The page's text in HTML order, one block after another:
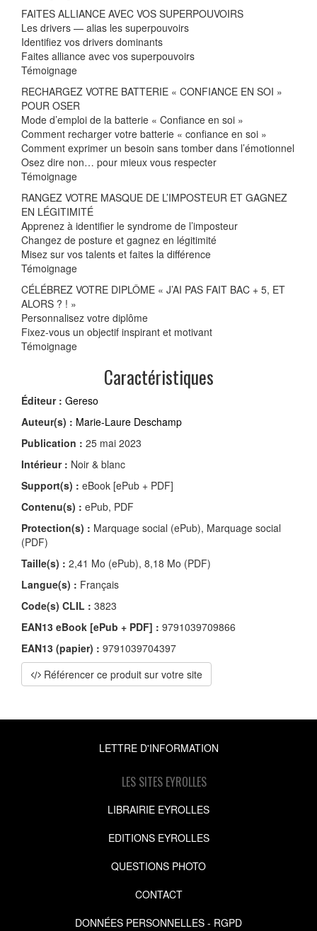
FAITES ALLIANCE AVEC VOS SUPERPOUVOIRS
Les drivers — alias les superpouvoirs
Identifiez vos drivers dominants
Faites alliance avec vos superpouvoirs
Témoignage
RECHARGEZ VOTRE BATTERIE « CONFIANCE EN SOI »
POUR OSER
Mode d’emploi de la batterie « Confiance en soi »
Comment recharger votre batterie « confiance en soi »
Comment exprimer un besoin sans tomber dans l’émotionnel
Osez dire non… pour mieux vous respecter
Témoignage
RANGEZ VOTRE MASQUE DE L’IMPOSTEUR ET GAGNEZ
EN LÉGITIMITÉ
Apprenez à identifier le syndrome de l’imposteur
Changez de posture et gagnez en légitimité
Misez sur vos talents et faites la différence
Témoignage
CÉLÉBREZ VOTRE DIPLÔME « J’AI PAS FAIT BAC + 5, ET
ALORS ? ! »
Personnalisez votre diplôme
Fixez-vous un objectif inspirant et motivant
Témoignage
Caractéristiques
Éditeur : Gereso
Auteur(s) : Marie-Laure Deschamp
Publication : 25 mai 2023
Intérieur : Noir & blanc
Support(s) : eBook [ePub + PDF]
Contenu(s) : ePub, PDF
Protection(s) : Marquage social (ePub), Marquage social
(PDF)
Taille(s) : 2,41 Mo (ePub), 8,18 Mo (PDF)
Langue(s) : Français
Code(s) CLIL : 3823
EAN13 eBook [ePub + PDF] : 9791039709866
EAN13 (papier) : 9791039704397
Référencer ce produit sur votre site
LETTRE D'INFORMATION
LES SITES EYROLLES
LIBRAIRIE EYROLLES
EDITIONS EYROLLES
QUESTIONS PHOTO
CONTACT
DONNÉES PERSONNELLES - RGPD